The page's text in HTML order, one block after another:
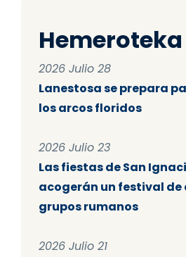
Hemeroteka
2026 Julio 28
Lanestosa se prepara
los arcos floridos
2026 Julio 23
Las fiestas de San
acogerán un festival de
grupos rumanos
2026 Julio 21